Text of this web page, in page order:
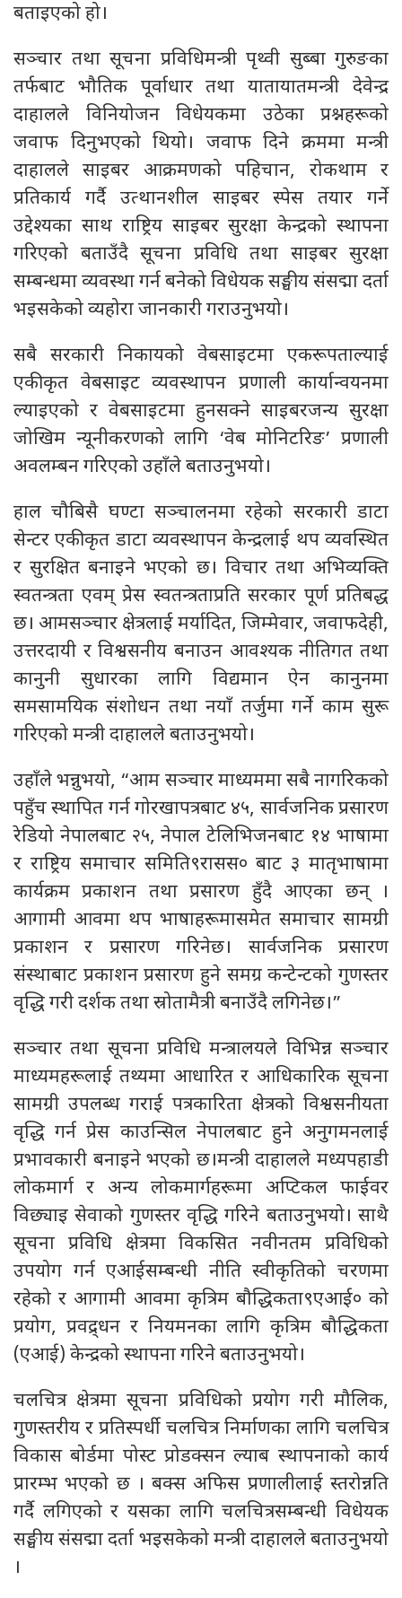
बताइएको हो।
सञ्चार तथा सूचना प्रविधिमन्त्री पृथ्वी सुब्बा गुरुङका
तर्फबाट भौतिक पूर्वाधार तथा यातायातमन्त्री देवेन्द्र
दाहालले विनियोजन विधेयकमा उठेका प्रश्नहरूको
जवाफ दिनुभएको थियो। जवाफ दिने क्रममा मन्त्री
दाहालले साइबर आक्रमणको पहिचान, रोकथाम र
प्रतिकार्य गर्दै उत्थानशील साइबर स्पेस तयार गर्ने
उद्देश्यका साथ राष्ट्रिय साइबर सुरक्षा केन्द्रको स्थापना
गरिएको बताउँदै सूचना प्रविधि तथा साइबर सुरक्षा
सम्बन्धमा व्यवस्था गर्न बनेको विधेयक सङ्घीय संसद्मा दर्ता
भइसकेको व्यहोरा जानकारी गराउनुभयो।
सबै सरकारी निकायको वेबसाइटमा एकरूपताल्याई
एकीकृत वेबसाइट व्यवस्थापन प्रणाली कार्यान्वयनमा
ल्याइएको र वेबसाइटमा हुनसक्ने साइबरजन्य सुरक्षा
जोखिम न्यूनीकरणको लागि ‘वेब मोनिटरिङ’ प्रणाली
अवलम्बन गरिएको उहाँले बताउनुभयो।
हाल चौबिसै घण्टा सञ्चालनमा रहेको सरकारी डाटा
सेन्टर एकीकृत डाटा व्यवस्थापन केन्द्रलाई थप व्यवस्थित
र सुरक्षित बनाइने भएको छ। विचार तथा अभिव्यक्ति
स्वतन्त्रता एवम् प्रेस स्वतन्त्रताप्रति सरकार पूर्ण प्रतिबद्ध
छ। आमसञ्चार क्षेत्रलाई मर्यादित, जिम्मेवार, जवाफदेही,
उत्तरदायी र विश्वसनीय बनाउन आवश्यक नीतिगत तथा
कानुनी सुधारका लागि विद्यमान ऐन कानुनमा
समसामयिक संशोधन तथा नयाँ तर्जुमा गर्ने काम सुरू
गरिएको मन्त्री दाहालले बताउनुभयो।
उहाँले भन्नुभयो, “आम सञ्चार माध्यममा सबै नागरिकको
पहुँच स्थापित गर्न गोरखापत्रबाट ४५, सार्वजनिक प्रसारण
रेडियो नेपालबाट २५, नेपाल टेलिभिजनबाट १४ भाषामा
र राष्ट्रिय समाचार समिति९रासस० बाट ३ मातृभाषामा
कार्यक्रम प्रकाशन तथा प्रसारण हुँदै आएका छन् ।
आगामी आवमा थप भाषाहरूमासमेत समाचार सामग्री
प्रकाशन र प्रसारण गरिनेछ। सार्वजनिक प्रसारण
संस्थाबाट प्रकाशन प्रसारण हुने समग्र कन्टेन्टको गुणस्तर
वृद्धि गरी दर्शक तथा स्रोतामैत्री बनाउँदै लगिनेछ।”
सञ्चार तथा सूचना प्रविधि मन्त्रालयले विभिन्न सञ्चार
माध्यमहरूलाई तथ्यमा आधारित र आधिकारिक सूचना
सामग्री उपलब्ध गराई पत्रकारिता क्षेत्रको विश्वसनीयता
वृद्धि गर्न प्रेस काउन्सिल नेपालबाट हुने अनुगमनलाई
प्रभावकारी बनाइने भएको छ।मन्त्री दाहालले मध्यपहाडी
लोकमार्ग र अन्य लोकमार्गहरूमा अप्टिकल फाईवर
विछ्याइ सेवाको गुणस्तर वृद्धि गरिने बताउनुभयो। साथै
सूचना प्रविधि क्षेत्रमा विकसित नवीनतम प्रविधिको
उपयोग गर्न एआईसम्बन्धी नीति स्वीकृतिको चरणमा
रहेको र आगामी आवमा कृत्रिम बौद्धिकता९एआई० को
प्रयोग, प्रवद्र्धन र नियमनका लागि कृत्रिम बौद्धिकता
(एआई) केन्द्रको स्थापना गरिने बताउनुभयो।
चलचित्र क्षेत्रमा सूचना प्रविधिको प्रयोग गरी मौलिक,
गुणस्तरीय र प्रतिस्पर्धी चलचित्र निर्माणका लागि चलचित्र
विकास बोर्डमा पोस्ट प्रोडक्सन ल्याब स्थापनाको कार्य
प्रारम्भ भएको छ । बक्स अफिस प्रणालीलाई स्तरोन्नति
गर्दै लगिएको र यसका लागि चलचित्रसम्बन्धी विधेयक
सङ्घीय संसद्मा दर्ता भइसकेको मन्त्री दाहालले बताउनुभयो
।